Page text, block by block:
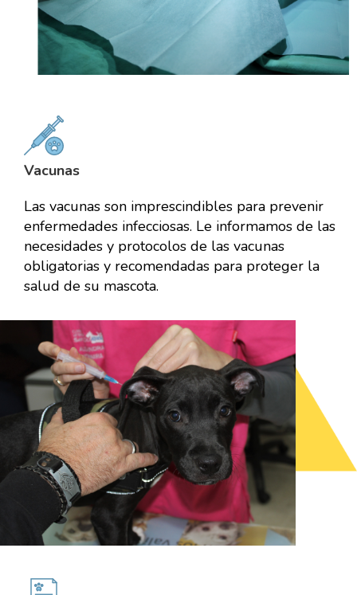
Vacunas
Las vacunas son imprescindibles para prevenir
enfermedades infecciosas. Le informamos de las
necesidades y protocolos de las vacunas
obligatorias y recomendadas para proteger la
salud de su mascota.